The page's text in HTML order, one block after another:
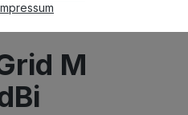
M